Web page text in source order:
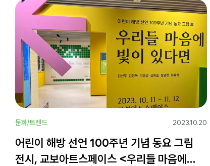
문화/트렌드 2023.10.20
어린이 해방 선언 100주년 기념 동요 그림
전시, 교보아트스페이스 <우리들 마음에